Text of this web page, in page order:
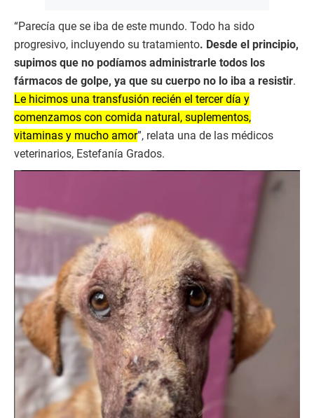
“Parecía que se iba de este mundo. Todo ha sido
progresivo, incluyendo su tratamiento. Desde el principio,
supimos que no podíamos administrarle todos los
fármacos de golpe, ya que su cuerpo no lo iba a resistir.
Le hicimos una transfusión recién el tercer día y
comenzamos con comida natural, suplementos,
vitaminas y mucho amor”, relata una de las médicos
veterinarios, Estefanía Grados.